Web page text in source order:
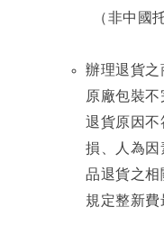
（非中國
辦理退貨之
原廠包裝
退貨原因
損、人為
品退貨之
規定整新費